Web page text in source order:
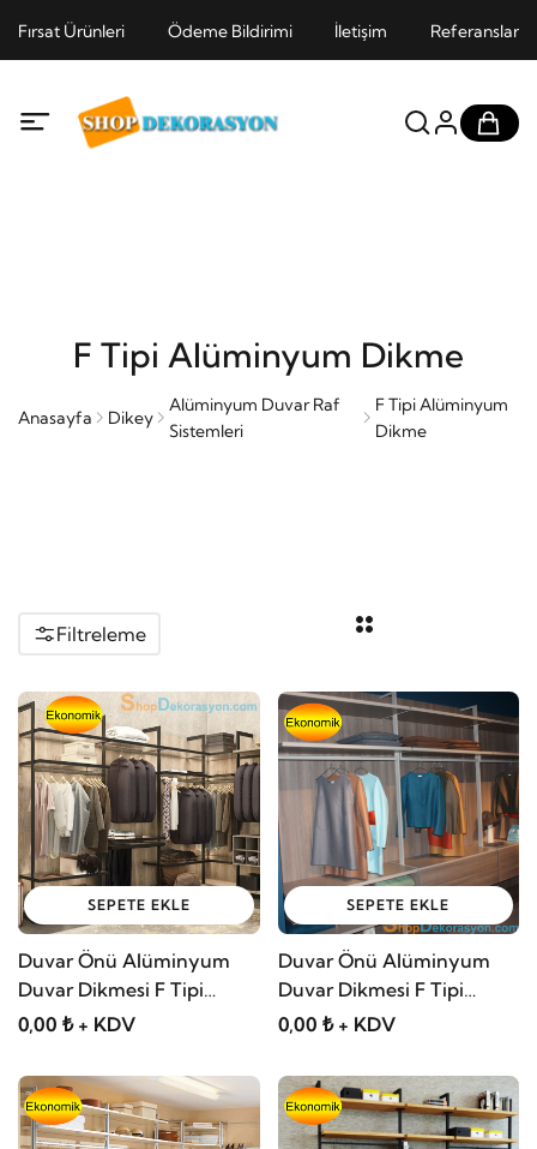
Fırsat Ürünleri Ödeme Bildirimi İletişim Referanslar
F Tipi Alüminyum Dikme
Anasayfa Dikey
Alüminyum Duvar Raf
Sistemleri
F Tipi Alüminyum
Dikme
Filtreleme
SEPETE EKLE
Duvar Önü Alüminyum
Duvar Dikmesi F Tipi
Uygulamaları 06
0,00 ₺ + KDV
SEPETE EKLE
Duvar Önü Alüminyum
Duvar Dikmesi F Tipi
Uygulamaları 05
0,00 ₺ + KDV